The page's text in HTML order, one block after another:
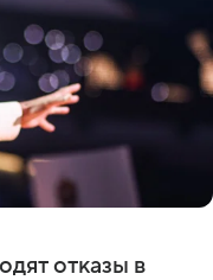
отказы в